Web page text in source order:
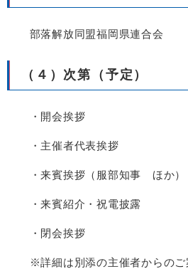
部落解放同盟福岡県連合会
（４）次第（予定）
・開会挨拶
・主催者代表挨拶
・来賓挨拶（服部知事 ほか）
・来賓紹介・祝電披露
・閉会挨拶
※詳細は別添の主催者からのご